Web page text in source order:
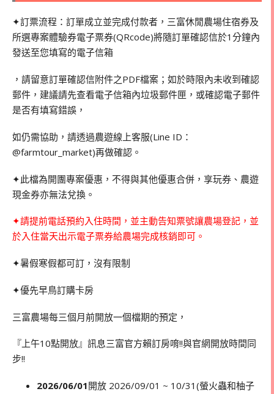
✦訂票流程：訂單成立並完成付款者，三富休閒農場住宿券及
所選專案體驗券電子票券(QRcode)將隨訂單確認信於1分鐘內
發送至您填寫的電子信箱
，請留意訂單確認信附件之PDF檔案；如於時限內未收到確認
郵件，建議請先查看電子信箱內垃圾郵件匣，或確認電子郵件
是否有填寫錯誤，
如仍需協助，請透過農遊線上客服(Line ID：
@farmtour_market)再做確認。
✦此檔為開團專案優惠，不得與其他優惠合併，享玩券、農遊
現金券亦無法兌換。
✦請提前電話預約入住時間，並主動告知票號讓農場登記，並
於入住當天出示電子票券給農場完成核銷即可。
✦暑假寒假都可訂，沒有限制
✦優先早鳥訂購卡房
三富農場每三個月前開放一個檔期的預定，
『上午10點開放』訊息三富官方賴訂房唷!!與官網開放時間同
步!!
2026/06/01開放 2026/09/01 ~ 10/31(螢火蟲和柚子